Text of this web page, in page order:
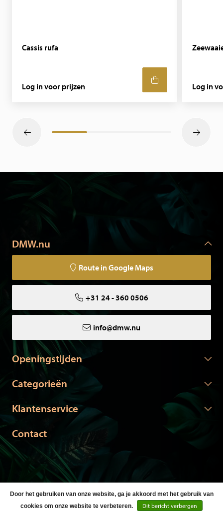
Cassis rufa
Log in voor prijzen Log in
DMW.nu
Route in Google Maps
+31 24 - 360 0506
info@dmw.nu
Openingstijden
Categorieën
Klantenservice
Contact
© Copyright 2026 DMW.nu -Webshop laten makendoor Red
Door het gebruiken van onze website, ga je akkoord met het gebruik van
cookies om onze website te verbeteren.
Dit bericht verbergen